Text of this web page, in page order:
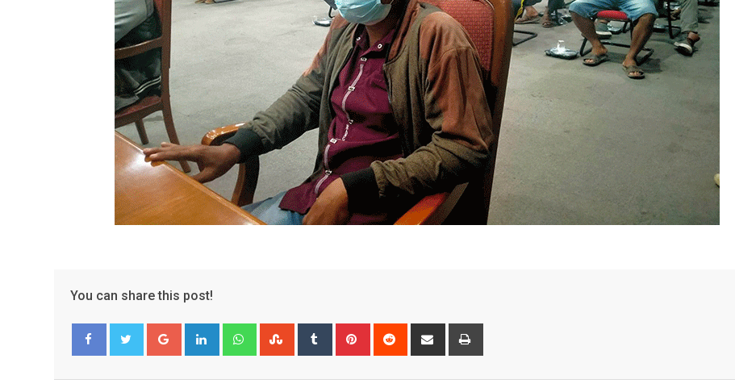
You can share this post!
Google+ LinkedIn WhatsappStumbleUpon
Tumblr Pinterest Reddit
Share